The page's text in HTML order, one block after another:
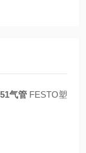
气管FESTO塑